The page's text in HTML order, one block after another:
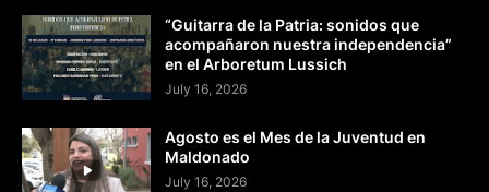
“Guitarra de la Patria: sonidos que
acompañaron nuestra independencia”
en el Arboretum Lussich
July 16, 2026
Agosto es el Mes de la Juventud en
Maldonado
July 16, 2026